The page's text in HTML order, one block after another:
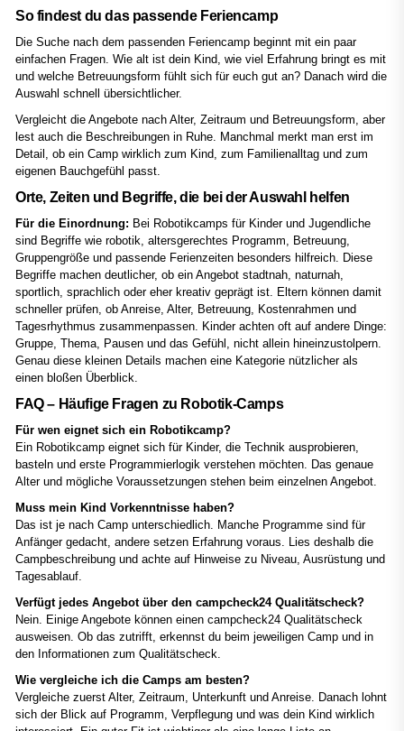
So findest du das passende Feriencamp
Die Suche nach dem passenden Feriencamp beginnt mit ein paar
einfachen Fragen. Wie alt ist dein Kind, wie viel Erfahrung bringt es mit
und welche Betreuungsform fühlt sich für euch gut an? Danach wird die
Auswahl schnell übersichtlicher.
Vergleicht die Angebote nach Alter, Zeitraum und Betreuungsform, aber
lest auch die Beschreibungen in Ruhe. Manchmal merkt man erst im
Detail, ob ein Camp wirklich zum Kind, zum Familienalltag und zum
eigenen Bauchgefühl passt.
Orte, Zeiten und Begriffe, die bei der Auswahl helfen
Für die Einordnung: Bei Robotikcamps für Kinder und Jugendliche
sind Begriffe wie robotik, altersgerechtes Programm, Betreuung,
Gruppengröße und passende Ferienzeiten besonders hilfreich. Diese
Begriffe machen deutlicher, ob ein Angebot stadtnah, naturnah,
sportlich, sprachlich oder eher kreativ geprägt ist. Eltern können damit
schneller prüfen, ob Anreise, Alter, Betreuung, Kostenrahmen und
Tagesrhythmus zusammenpassen. Kinder achten oft auf andere Dinge:
Gruppe, Thema, Pausen und das Gefühl, nicht allein hineinzustolpern.
Genau diese kleinen Details machen eine Kategorie nützlicher als
einen bloßen Überblick.
FAQ – Häufige Fragen zu Robotik-Camps
Für wen eignet sich ein Robotikcamp?
Ein Robotikcamp eignet sich für Kinder, die Technik ausprobieren,
basteln und erste Programmierlogik verstehen möchten. Das genaue
Alter und mögliche Voraussetzungen stehen beim einzelnen Angebot.
Muss mein Kind Vorkenntnisse haben?
Das ist je nach Camp unterschiedlich. Manche Programme sind für
Anfänger gedacht, andere setzen Erfahrung voraus. Lies deshalb die
Campbeschreibung und achte auf Hinweise zu Niveau, Ausrüstung und
Tagesablauf.
Verfügt jedes Angebot über den campcheck24 Qualitätscheck?
Nein. Einige Angebote können einen campcheck24 Qualitätscheck
ausweisen. Ob das zutrifft, erkennst du beim jeweiligen Camp und in
den Informationen zum Qualitätscheck.
Wie vergleiche ich die Camps am besten?
Vergleiche zuerst Alter, Zeitraum, Unterkunft und Anreise. Danach lohnt
sich der Blick auf Programm, Verpflegung und was dein Kind wirklich